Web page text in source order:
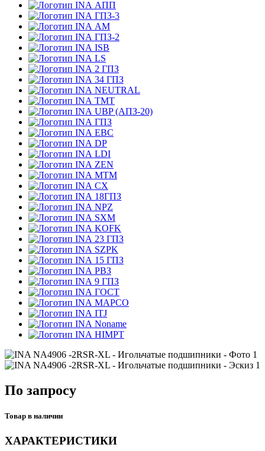
АПП
ГПЗ-3
АМ
ГПЗ-2
ISB
LS
2 ГПЗ
34 ГПЗ
NEUTRAL
TMT
UBP (АПЗ-20)
ГПЗ
EBC
DP
LDI
ZEN
MTM
CX
18ГПЗ
NPZ
SXM
KOFK
23 ГПЗ
SZPK
15 ГПЗ
РВЗ
9 ГПЗ
ГОСТ
MAPCO
ITJ
Noname
HIMPT
По запросу
Товар в наличии
ХАРАКТЕРИСТИКИ